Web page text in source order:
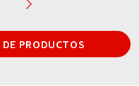
PRODUCTOS